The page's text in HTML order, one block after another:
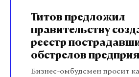
Титов предложил
правительству
реестр
обстрелов
Бизнес-омбудсмен просит